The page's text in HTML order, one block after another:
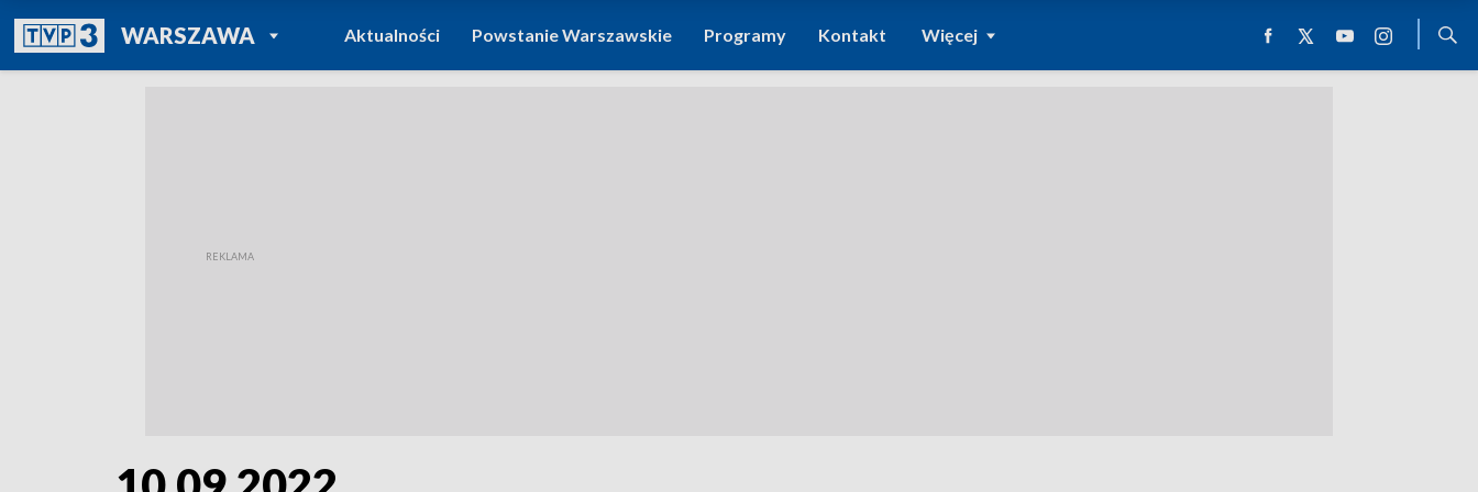
WARSZAWAPOWRÓT DO
TVP REGIONY
Aktualności Powstanie Warszawskie Programy Kontakt Więcej